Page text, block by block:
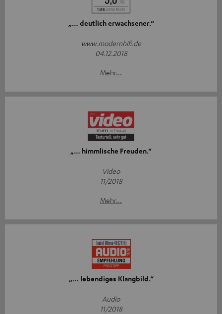
„… deutlich erwachsener.“
www.modernhifi.de
04.12.2018
Mehr...
„… himmlische Freuden.“
Video
11/2018
Mehr...
„… lebendiges Klangbild.“
Audio
11/2018